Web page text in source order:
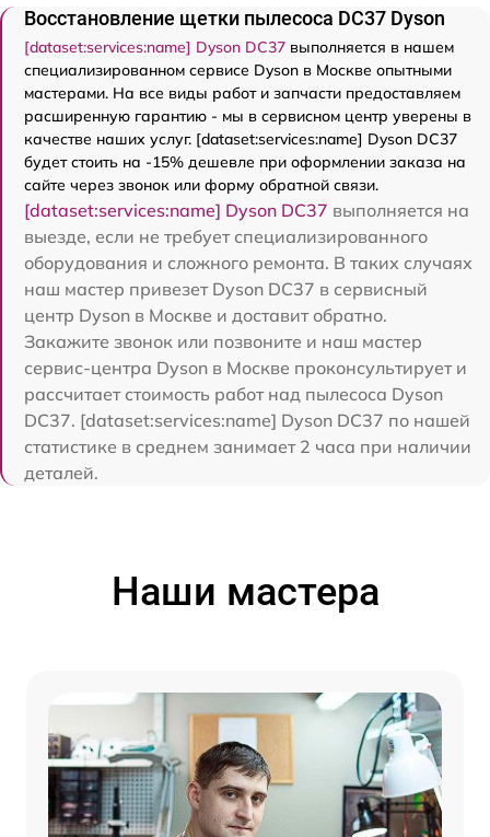
Восстановление щетки пылесоса DC37 Dyson
[dataset:services:name] Dyson DC37 выполняется в нашем
специализированном сервисе Dyson в Москве опытными
мастерами. На все виды работ и запчасти предоставляем
расширенную гарантию - мы в сервисном центр уверены в
качестве наших услуг. [dataset:services:name] Dyson DC37
будет стоить на -15% дешевле при оформлении заказа на
сайте через звонок или форму обратной связи.
[dataset:services:name] Dyson DC37 выполняется на
выезде, если не требует специализированного
оборудования и сложного ремонта. В таких случаях
наш мастер привезет Dyson DC37 в сервисный
центр Dyson в Москве и доставит обратно.
Закажите звонок или позвоните и наш мастер
сервис-центра Dyson в Москве проконсультирует и
рассчитает стоимость работ над пылесоса Dyson
DC37. [dataset:services:name] Dyson DC37 по нашей
статистике в среднем занимает 2 часа при наличии
деталей.
Наши мастера